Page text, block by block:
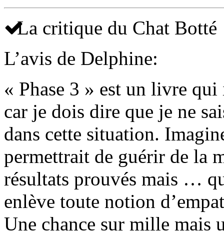
La critique du Chat Botté
L’avis de Delphine:
« Phase 3 » est un livre
car je dois dire que je ne
dans cette situation.
permettrait de guérir de la
résultats prouvés mais …
enlève toute notion
Une chance sur mille mais